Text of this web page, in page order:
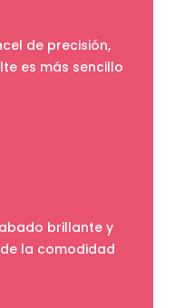
de precisión,
es más sencillo
brillante y
la comodidad